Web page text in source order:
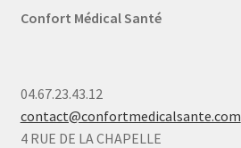
Confort Médical Santé
04.67.23.43.12
contact@confortmedicalsante.com
4 RUE DE LA CHAPELLE